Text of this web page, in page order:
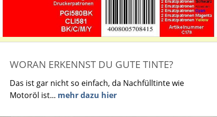
WORAN ERKENNST DU GUTE TINTE?
Das ist gar nicht so einfach, da Nachfülltinte wie
Motoröl ist... mehr dazu hier